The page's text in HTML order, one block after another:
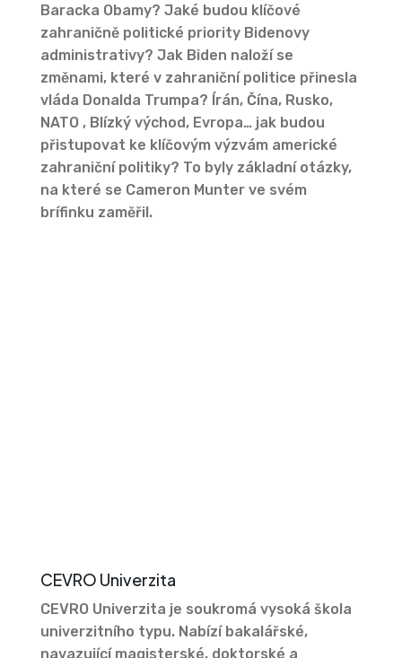
Baracka Obamy? Jaké budou klíčové
zahraničně politické priority Bidenovy
administrativy? Jak Biden naloží se
změnami, které v zahraniční politice přinesla
vláda Donalda Trumpa? Írán, Čína, Rusko,
NATO , Blízký východ, Evropa… jak budou
přistupovat ke klíčovým výzvám americké
zahraniční politiky? To byly základní otázky,
na které se Cameron Munter ve svém
brífinku zaměřil.
CEVRO Univerzita
CEVRO Univerzita je soukromá vysoká škola
univerzitního typu. Nabízí bakalářské,
navazující magisterské, doktorské a